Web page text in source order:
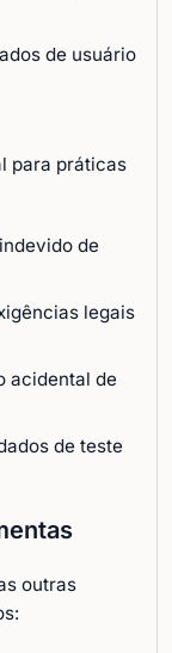
de usuário
para práticas
de
legais
acidental de
de teste
outras